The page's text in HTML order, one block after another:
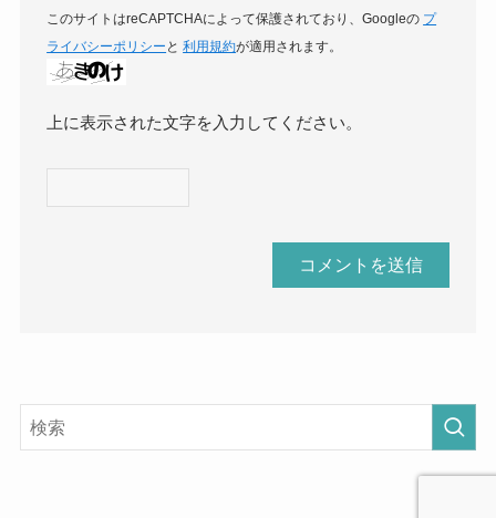
このサイトはreCAPTCHAによって保護されており、Googleの プ
ライバシーポリシー と利用規約が適用されます。
上に表示された文字を入力してください。